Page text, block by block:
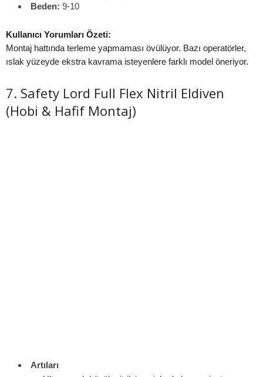
Beden: 9-10
Kullanıcı Yorumları Özeti:
Montaj hattında terleme yapmaması övülüyor. Bazı operatörler,
ıslak yüzeyde ekstra kavrama isteyenlere farklı model öneriyor.
7. Safety Lord Full Flex Nitril Eldiven
(Hobi & Hafif Montaj)
Artıları